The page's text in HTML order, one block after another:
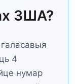
ЗША?
4
нумар